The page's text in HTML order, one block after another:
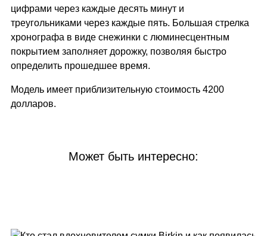
цифрами через каждые десять минут и
треугольниками через каждые пять. Большая стрелка
хронографа в виде снежинки с люминесцентным
покрытием заполняет дорожку, позволяя быстро
определить прошедшее время.
Модель имеет приблизительную стоимость 4200
долларов.
Может быть интересно: